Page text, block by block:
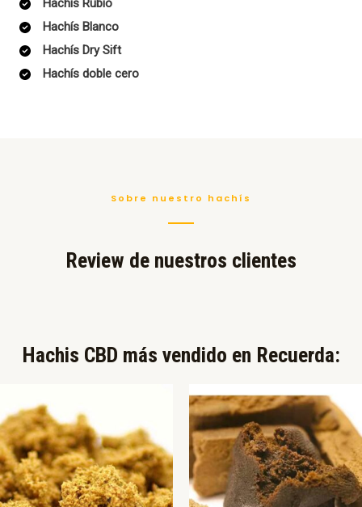
Hachís Rubio
Hachís Blanco
Hachís Dry Sift
Hachís doble cero
Sobre nuestro hachís
Review de nuestros clientes
Hachis CBD más vendido en Recuerda:​